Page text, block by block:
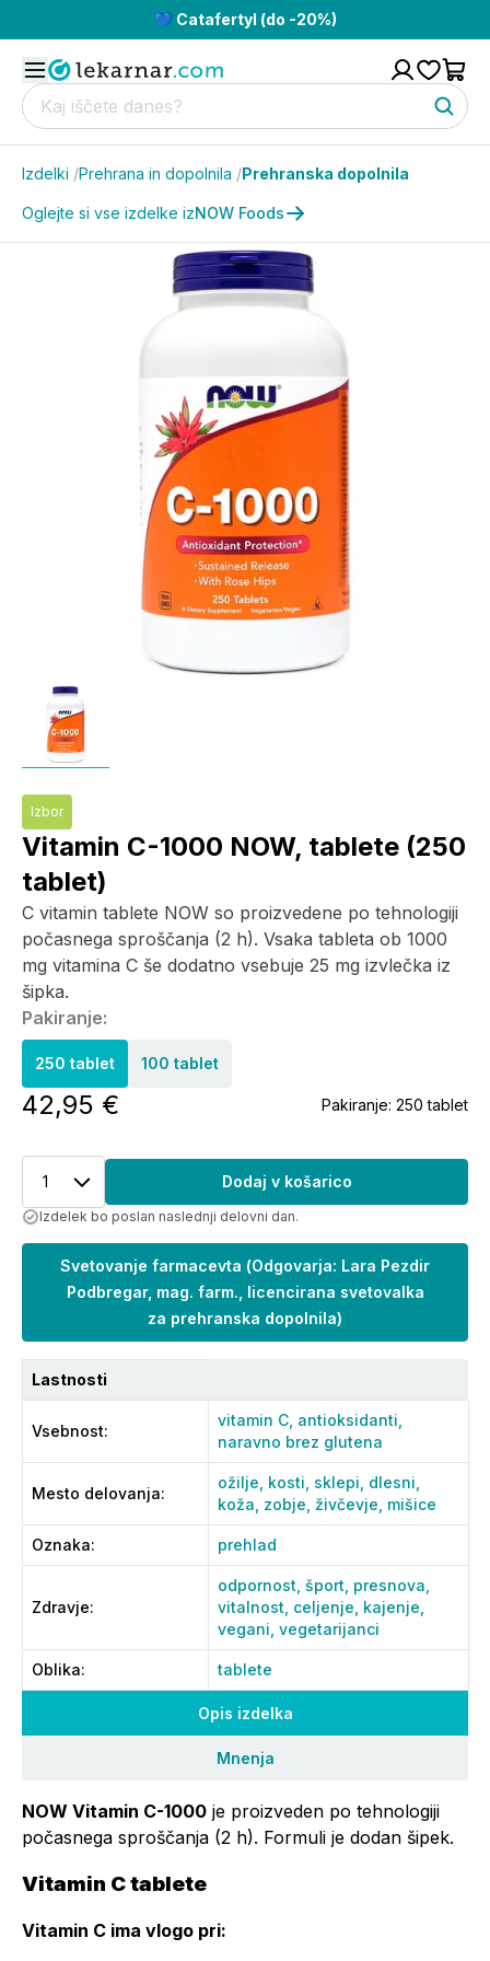
💙 Catafertyl (do -20%)
Izdelki /Prehrana in dopolnila /Prehranska dopolnila
Oglejte si vse izdelke izNOW Foods
Opis izdelka
Mnenja
NOW Vitamin C-1000 je proizveden po tehnologiji
počasnega sproščanja (2 h). Formuli je dodan šipek.
Vitamin C tablete
Vitamin C ima vlogo pri:
Izbor
Vitamin C-1000 NOW, tablete (250
tablet)
C vitamin tablete NOW so proizvedene po tehnologiji
počasnega sproščanja (2 h). Vsaka tableta ob 1000
mg vitamina C še dodatno vsebuje 25 mg izvlečka iz
šipka.
Pakiranje:
250 tablet 100 tablet
42,95 € Pakiranje: 250 tablet
1 Dodaj v košarico
Izdelek bo poslan naslednji delovni dan.
Svetovanje farmacevta (Odgovarja: Lara Pezdir
Podbregar, mag. farm., licencirana svetovalka
za prehranska dopolnila)
Lastnosti
Vsebnost:
vitamin C, antioksidanti,
naravno brez glutena
Mesto delovanja:
ožilje, kosti, sklepi, dlesni,
koža, zobje, živčevje, mišice
Oznaka: prehlad
Zdravje:
odpornost, šport, presnova,
vitalnost, celjenje, kajenje,
vegani, vegetarijanci
Oblika: tablete